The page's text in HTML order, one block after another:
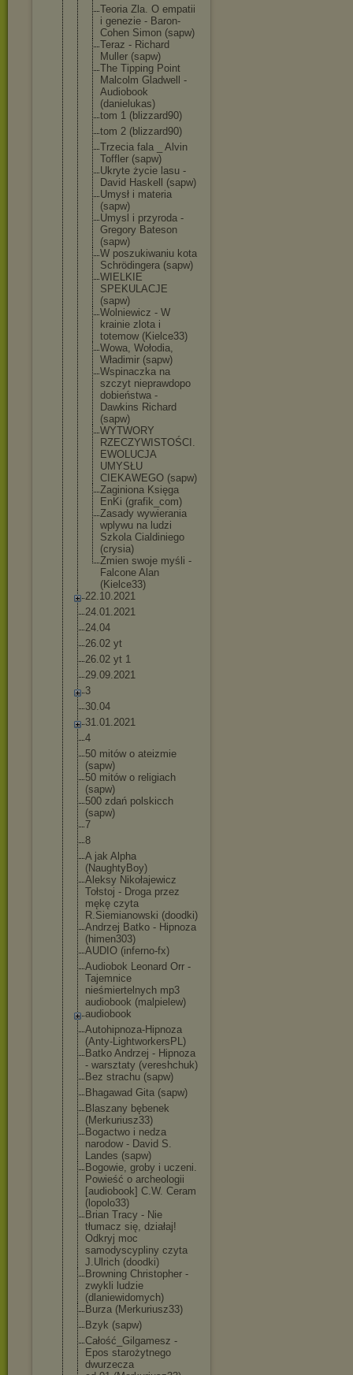
Teoria Zla. O empatii
i genezie - Baron-
Cohen Simon (sapw)
Teraz - Richard
Muller (sapw)
The Tipping Point
Malcolm Gladwell -
Audiobook
(danielukas)
tom 1 (blizzard90)
tom 2 (blizzard90)
Trzecia fala _ Alvin
Toffler (sapw)
Ukryte życie lasu -
David Haskell (sapw)
Umysł i materia
(sapw)
Umysl i przyroda -
Gregory Bateson
(sapw)
W poszukiwaniu kota
Schrödingera (sapw)
WIELKIE
SPEKULACJE
(sapw)
Wolniewicz - W
krainie zlota i
totemow (Kielce33)
Wowa, Wołodia,
Władimir (sapw)
Wspinaczka na
szczyt nieprawdopo
dobieństwa -
Dawkins Richard
(sapw)
WYTWORY
RZECZYWISTOŚCI.
EWOLUCJA
UMYSŁU
CIEKAWEGO (sapw)
Zaginiona Księga
EnKi (grafik_com)
Zasady wywierania
wplywu na ludzi
Szkola Cialdiniego
(crysia)
Zmien swoje myśli -
Falcone Alan
(Kielce33)
22.10.2021
24.01.2021
24.04
26.02 yt
26.02 yt 1
29.09.2021
3
30.04
31.01.2021
4
50 mitów o ateizmie
(sapw)
50 mitów o religiach
(sapw)
500 zdań polskicch
(sapw)
7
8
A jak Alpha
(NaughtyBoy)
Aleksy Nikołajewicz
Tołstoj - Droga przez
mękę czyta
R.Siemianowski (doodki)
Andrzej Batko - Hipnoza
(himen303)
AUDIO (inferno-fx)
Audiobok Leonard Orr -
Tajemnice
nieśmiertelnyc h mp3
audiobook (malpielew)
audiobook
Autohipnoza-Hipnoza
(Anty-LightworkersPL)
Batko Andrzej - Hipnoza
- warsztaty (vereshchuk)
Bez strachu (sapw)
Bhagawad Gita (sapw)
Blaszany bębenek
(Merkuriusz33)
Bogactwo i nedza
narodow - David S.
Landes (sapw)
Bogowie, groby i uczeni.
Powieść o archeologii
[audiobook] C.W. Ceram
(lopolo33)
Brian Tracy - Nie
tłumacz się, działaj!
Odkryj moc
samodyscypliny czyta
J.Ulrich (doodki)
Browning Christopher -
zwykli ludzie
(dlaniewidomyc h)
Burza (Merkuriusz33)
Bzyk (sapw)
Całość_Gilgamesz -
Epos starożytnego
dwurzecza